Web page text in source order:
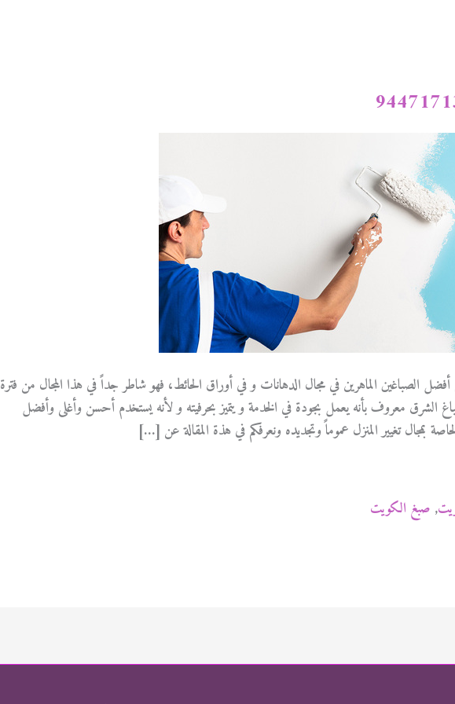
الصباغين الماهرين في مجال الدهانات و في أوراق الحائط، فهو شاطر جداً في هذا المجال من فترة
الشرق معروف بأنه يعمل بجودة في الخدمة و يتميز بحرفيته و لأنه يستخدم أحسن وأغلى وأفضل
بمجال تغيير المنزل عموماً وتجديده ونعرفكم في هذة المقالة عن […]
, صبغ الكويت